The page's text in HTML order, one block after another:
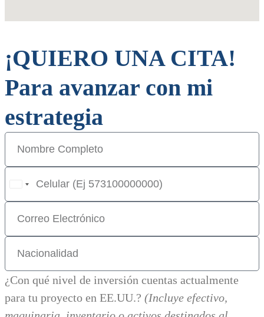
¡QUIERO UNA CITA!
Para avanzar con mi
estrategia
United
+1
¿Con qué nivel de inversión cuentas actualmente
para tu proyecto en EE.UU.? (Incluye efectivo,